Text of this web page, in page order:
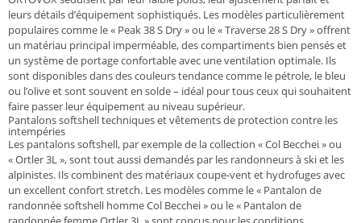
leurs détails d’équipement sophistiqués. Les modèles particulièrement
populaires comme le « Peak 38 S Dry » ou le « Traverse 28 S Dry » offrent
un matériau principal imperméable, des compartiments bien pensés et
un système de portage confortable avec une ventilation optimale. Ils
sont disponibles dans des couleurs tendance comme le pétrole, le bleu
ou l’olive et sont souvent en solde – idéal pour tous ceux qui souhaitent
faire passer leur équipement au niveau supérieur.
Pantalons softshell techniques et vêtements de protection contre les
intempéries
Les pantalons softshell, par exemple de la collection « Col Becchei » ou
« Ortler 3L », sont tout aussi demandés par les randonneurs à ski et les
alpinistes. Ils combinent des matériaux coupe-vent et hydrofuges avec
un excellent confort stretch. Les modèles comme le « Pantalon de
randonnée softshell homme Col Becchei » ou le « Pantalon de